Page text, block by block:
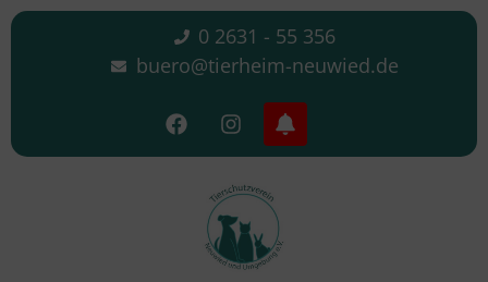
0 2631 - 55 356
buero@tierheim-neuwied.de